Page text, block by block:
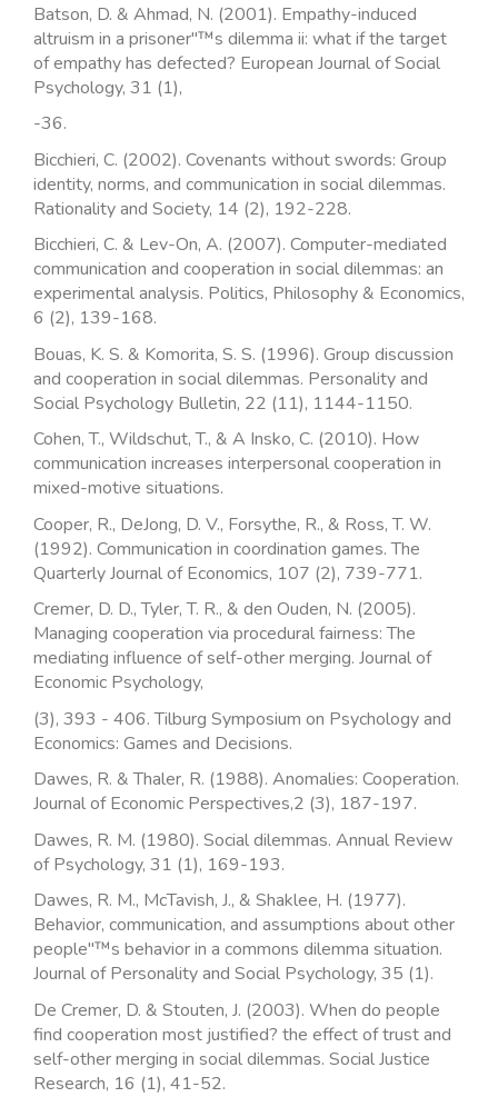
Batson, D. & Ahmad, N. (2001). Empathy-induced
altruism in a prisoner"™s dilemma ii: what if the target
of empathy has defected? European Journal of Social
Psychology, 31 (1),
-36.
Bicchieri, C. (2002). Covenants without swords: Group
identity, norms, and communication in social dilemmas.
Rationality and Society, 14 (2), 192-228.
Bicchieri, C. & Lev-On, A. (2007). Computer-mediated
communication and cooperation in social dilemmas: an
experimental analysis. Politics, Philosophy & Economics,
6 (2), 139-168.
Bouas, K. S. & Komorita, S. S. (1996). Group discussion
and cooperation in social dilemmas. Personality and
Social Psychology Bulletin, 22 (11), 1144-1150.
Cohen, T., Wildschut, T., & A Insko, C. (2010). How
communication increases interpersonal cooperation in
mixed-motive situations.
Cooper, R., DeJong, D. V., Forsythe, R., & Ross, T. W.
(1992). Communication in coordination games. The
Quarterly Journal of Economics, 107 (2), 739-771.
Cremer, D. D., Tyler, T. R., & den Ouden, N. (2005).
Managing cooperation via procedural fairness: The
mediating influence of self-other merging. Journal of
Economic Psychology,
(3), 393 - 406. Tilburg Symposium on Psychology and
Economics: Games and Decisions.
Dawes, R. & Thaler, R. (1988). Anomalies: Cooperation.
Journal of Economic Perspectives,2 (3), 187-197.
Dawes, R. M. (1980). Social dilemmas. Annual Review
of Psychology, 31 (1), 169-193.
Dawes, R. M., McTavish, J., & Shaklee, H. (1977).
Behavior, communication, and assumptions about other
people"™s behavior in a commons dilemma situation.
Journal of Personality and Social Psychology, 35 (1).
De Cremer, D. & Stouten, J. (2003). When do people
find cooperation most justified? the effect of trust and
self-other merging in social dilemmas. Social Justice
Research, 16 (1), 41-52.